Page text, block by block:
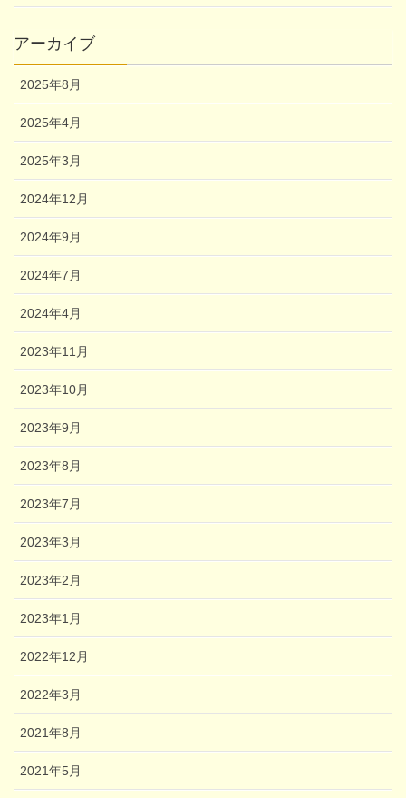
アーカイブ
2025年8月
2025年4月
2025年3月
2024年12月
2024年9月
2024年7月
2024年4月
2023年11月
2023年10月
2023年9月
2023年8月
2023年7月
2023年3月
2023年2月
2023年1月
2022年12月
2022年3月
2021年8月
2021年5月